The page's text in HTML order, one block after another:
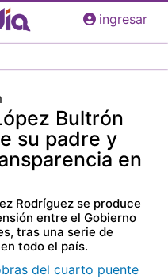
ingresar
Bultrón
su padre y
en
Rodríguez se produce
entre el Gobierno
tras una serie de
todo el país.
del cuarto puente